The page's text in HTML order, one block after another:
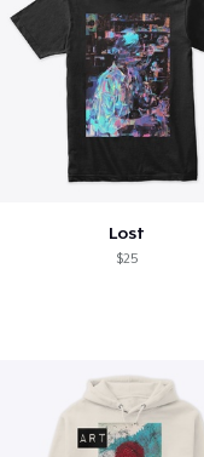
Lost
$25